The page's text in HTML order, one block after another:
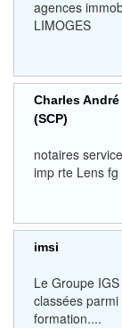
agences
LIMOGES
Charles
(SCP)
notaires
imp rte Lens fg
imsi
Le Groupe
classées
formation....